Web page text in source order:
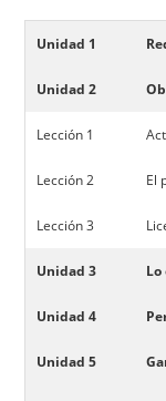
Unidad 1
Unidad 2
Lección 1
Lección 2 El
Lección 3
Unidad 3
Unidad 4
Unidad 5